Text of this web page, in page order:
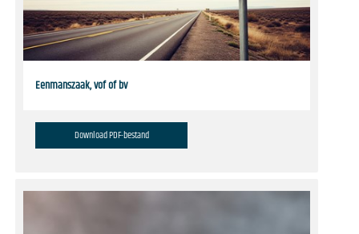
Eenmanszaak, vof of bv
Download PDF-bestand